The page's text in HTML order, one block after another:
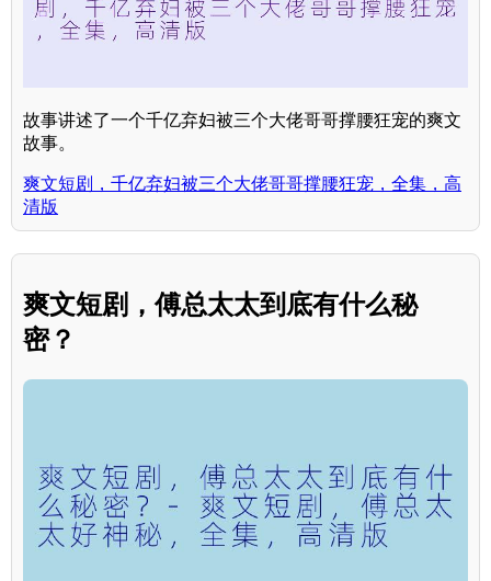
故事讲述了一个千亿弃妇被三个大佬哥哥撑腰狂宠的爽文
故事。
爽文短剧，千亿弃妇被三个大佬哥哥撑腰狂宠，全集，高
清版
爽文短剧，傅总太太到底有什么秘
密？